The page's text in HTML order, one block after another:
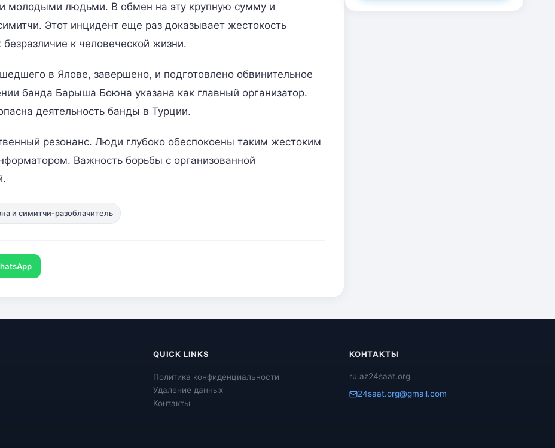
молодыми людьми. В обмен на эту крупную сумму и
Этот инцидент еще раз доказывает жестокость
к человеческой жизни.
в Ялове, завершено, и подготовлено обвинительное
банда Барыша Боюна указана как главный организатор.
деятельность банды в Турции.
резонанс. Люди глубоко обеспокоены таким жестоким
Важность борьбы с организованной
и симитчи-разоблачитель
QUICK LINKS
Политика конфиденциальности
Удаление данных
Контакты
КОНТАКТЫ
ru.az24saat.org
24saat.org@gmail.com